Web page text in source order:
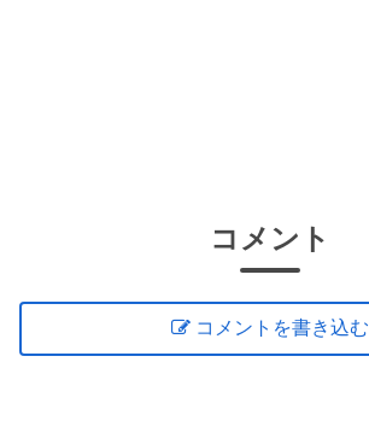
コメント
コメントを書き込む